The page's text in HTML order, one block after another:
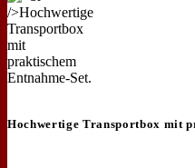
Hochwertige Transportbox mit